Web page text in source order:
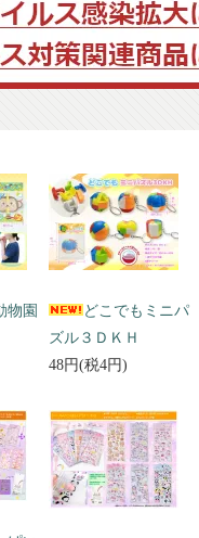
物園
どこでもミニパ
ズル３ＤＫＨ
48円(税4円)